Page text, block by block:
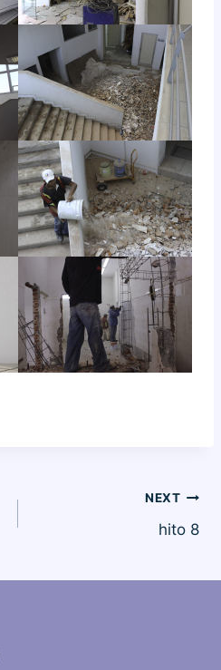
NEXT
hito 8